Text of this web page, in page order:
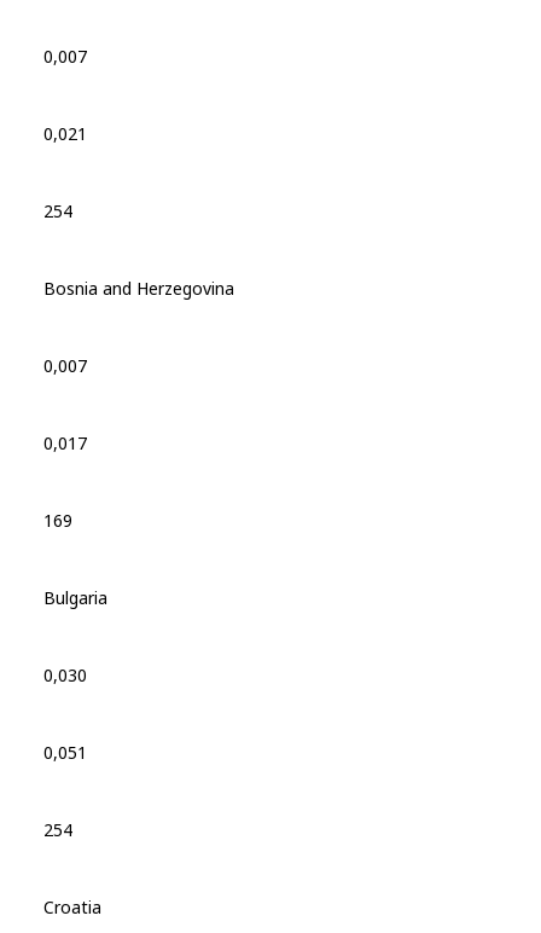
0,007
0,021
254
Bosnia and Herzegovina
0,007
0,017
169
Bulgaria
0,030
0,051
254
Croatia